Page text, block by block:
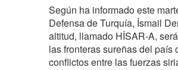
Según ha informado este
Defensa de Turquía, İsmail
altitud, llamado HİSAR-A,
las fronteras sureñas del país
conflictos entre las fuerzas